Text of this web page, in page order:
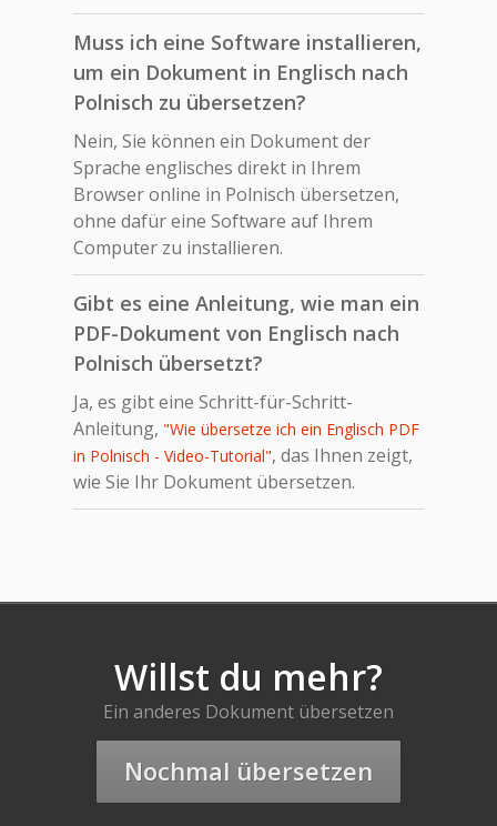
Muss ich eine Software installieren,
um ein Dokument in Englisch nach
Polnisch zu übersetzen?
Nein, Sie können ein Dokument der
Sprache englisches direkt in Ihrem
Browser online in Polnisch übersetzen,
ohne dafür eine Software auf Ihrem
Computer zu installieren.
Gibt es eine Anleitung, wie man ein
PDF-Dokument von Englisch nach
Polnisch übersetzt?
Ja, es gibt eine Schritt-für-Schritt-
Anleitung, "Wie übersetze ich ein Englisch PDF
in Polnisch - Video-Tutorial", das Ihnen zeigt,
wie Sie Ihr Dokument übersetzen.
Willst du mehr?
Ein anderes Dokument übersetzen
Nochmal übersetzen